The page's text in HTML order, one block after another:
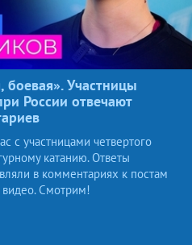
боевая». Участницы
России отвечают
с участницами четвертого
катанию. Ответы
в комментариях к постам
Смотрим!